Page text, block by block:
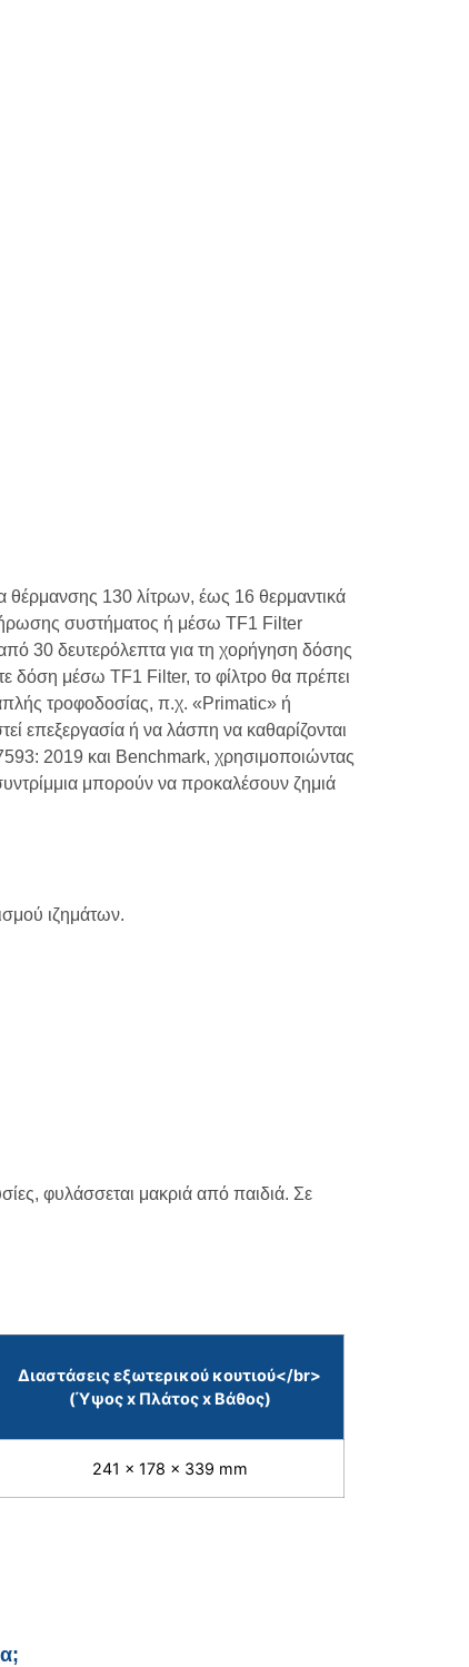
θέρμανσης 130 λίτρων, έως 16 θερμαντικά
συστήματος ή μέσω TF1 Filter
30 δευτερόλεπτα για τη χορήγηση δόσης
δόση μέσω TF1 Filter, το φίλτρο θα πρέπει
τροφοδοσίας, π.χ. «Primatic» ή
επεξεργασία ή να λάσπη να καθαρίζονται
2019 και Benchmark, χρησιμοποιώντας
μπορούν να προκαλέσουν ζημιά
ιζημάτων.
φυλάσσεται μακριά από παιδιά. Σε
Διαστάσεις εξωτερικού κουτιού</br>
(Ύψος x Πλάτος x Βάθος)
241 x 178 x 339 mm